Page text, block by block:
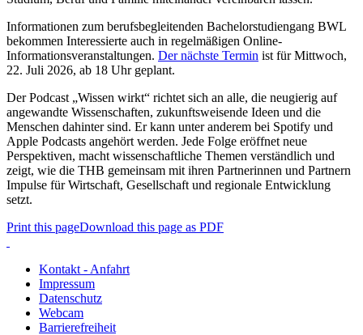
Informationen zum berufsbegleitenden Bachelorstudiengang BWL
bekommen Interessierte auch in regelmäßigen Online-
Informationsveranstaltungen. Der nächste Termin ist für Mittwoch,
22. Juli 2026, ab 18 Uhr geplant.
Der Podcast „Wissen wirkt“ richtet sich an alle, die neugierig auf
angewandte Wissenschaften, zukunftsweisende Ideen und die
Menschen dahinter sind. Er kann unter anderem bei Spotify und
Apple Podcasts angehört werden. Jede Folge eröffnet neue
Perspektiven, macht wissenschaftliche Themen verständlich und
zeigt, wie die THB gemeinsam mit ihren Partnerinnen und Partnern
Impulse für Wirtschaft, Gesellschaft und regionale Entwicklung
setzt.
Print this pageDownload this page as PDF
Kontakt - Anfahrt
Impressum
Datenschutz
Webcam
Barrierefreiheit